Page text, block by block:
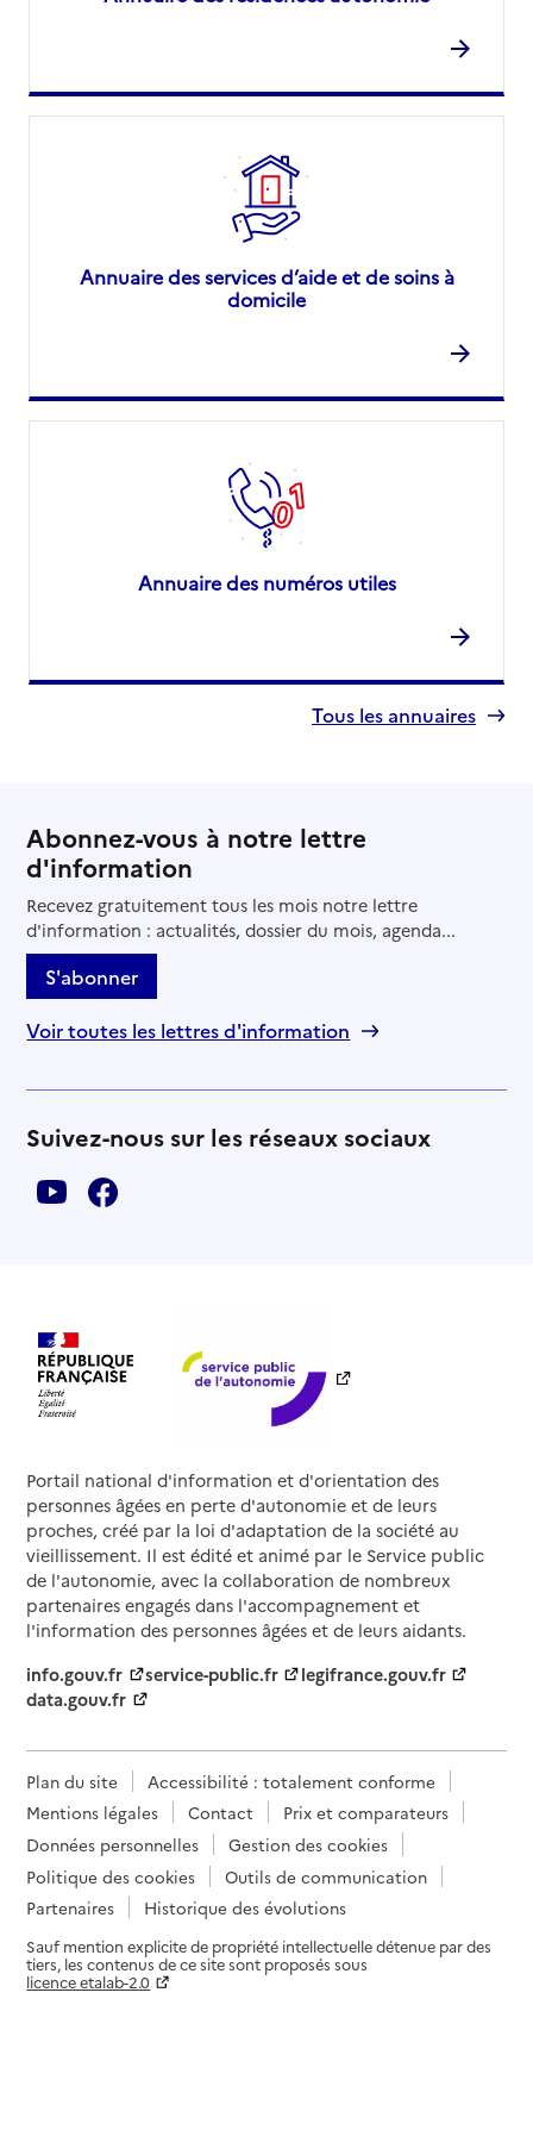
Annuaire des services d’aide et de soins à
domicile
Annuaire des numéros utiles
Tous les annuaires
Abonnez-vous à notre lettre
d'information
Recevez gratuitement tous les mois notre lettre
d'information : actualités, dossier du mois, agenda...
S'abonner
Voir toutes les lettres d'information
Suivez-nous sur les réseaux sociaux
Portail national d'information et d'orientation des
personnes âgées en perte d'autonomie et de leurs
proches, créé par la loi d'adaptation de la société au
vieillissement. Il est édité et animé par le Service public
de l'autonomie, avec la collaboration de nombreux
partenaires engagés dans l'accompagnement et
l'information des personnes âgées et de leurs aidants.
info.gouv.fr
service-public.fr
legifrance.gouv.fr
data.gouv.fr
Plan du site
Accessibilité : totalement conforme
Mentions légales
Contact
Prix et comparateurs
Données personnelles
Gestion des cookies
Politique des cookies
Outils de communication
Partenaires
Historique des évolutions
Sauf mention explicite de propriété intellectuelle détenue par des
tiers, les contenus de ce site sont proposés sous
licence etalab-2.0